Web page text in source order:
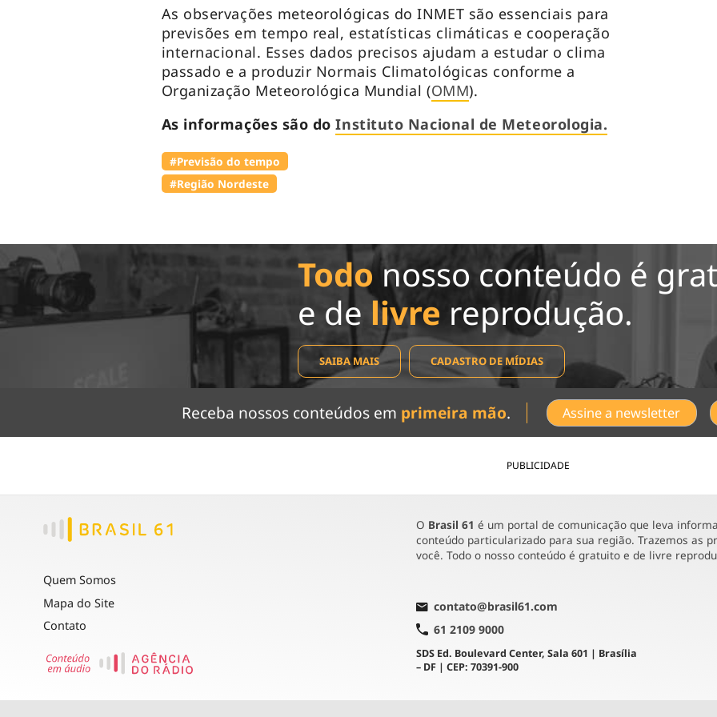
As observações meteorológicas do INMET são essenciais para
previsões em tempo real, estatísticas climáticas e cooperação
internacional. Esses dados precisos ajudam a estudar o clima
passado e a produzir Normais Climatológicas conforme a
Organização Meteorológica Mundial (OMM).
As informações são doInstituto Nacional de Meteorologia.
#Previsão do tempo
#Região Nordeste
Todonosso conteúdo é
e de livre reprodução.
SAIBA MAIS CADASTRO DE MÍDIAS
Receba nossos conteúdos em primeira mão. Assine a newsletter
PUBLICIDADE
Quem Somos
Mapa do Site
Contato
O Brasil 61 é um portal de comunicação que leva
conteúdo particularizado para sua região. Trazemos as
você. Todo o nosso conteúdo é gratuito e de livre
contato@brasil61.com
61 2109 9000
SDS Ed. Boulevard Center, Sala 601 | Brasília
– DF | CEP: 70391-900